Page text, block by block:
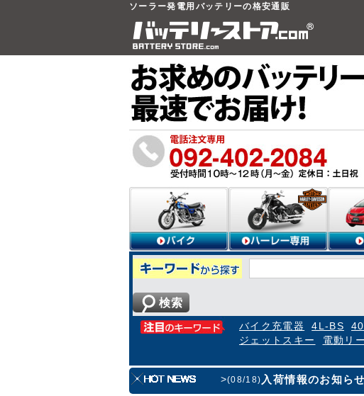
ソーラー発電用バッテリーの格安通販
検索
バイク充電器 4L-BS
ジェットスキー
電動リ
>(08/18) 入荷情報のお知らせ